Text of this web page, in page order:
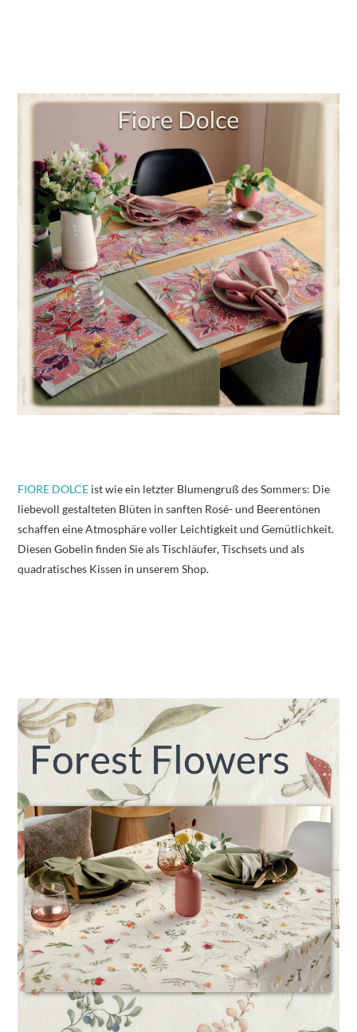
FIORE DOLCE ist wie ein letzter Blumengruß des Sommers: Die
liebevoll gestalteten Blüten in sanften Rosé- und Beerentönen
schaffen eine Atmosphäre voller Leichtigkeit und Gemütlichkeit.
Diesen Gobelin finden Sie als Tischläufer, Tischsets und als
quadratisches Kissen in unserem Shop.